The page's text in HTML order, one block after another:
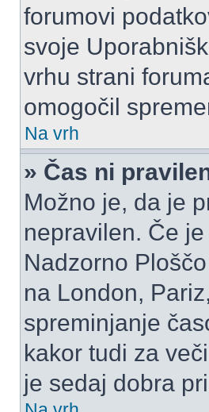
forumovi
svoje
vrhu strani
omogočil
Na vrh
» Čas ni
Možno je, da je
nepravilen. Če
Nadzorno
na London,
spreminjanje
kakor tudi za
je sedaj dobra